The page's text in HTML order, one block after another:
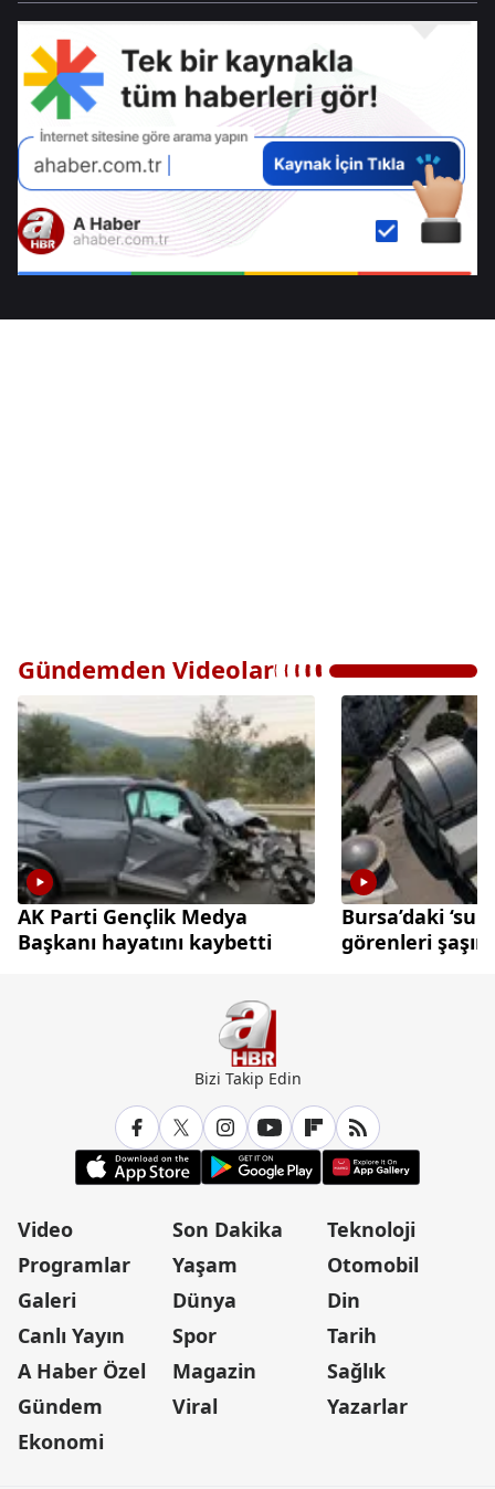
Gündemden Videolar
AK Parti Gençlik Medya
Başkanı hayatını kaybetti
Bursa’daki
görenleri
Bizi Takip Edin
Video
Programlar
Galeri
Canlı Yayın
A Haber Özel
Gündem
Ekonomi
Son Dakika
Yaşam
Dünya
Spor
Magazin
Viral
Teknoloji
Otomobil
Din
Tarih
Sağlık
Yazarlar